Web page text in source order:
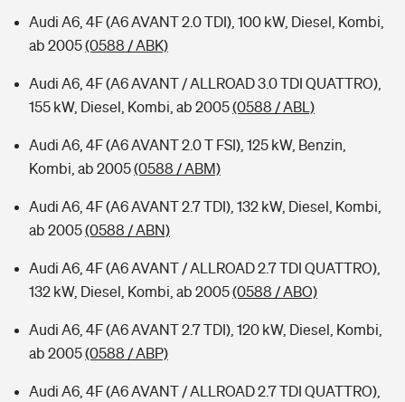
Audi A6, 4F (A6 AVANT 2.0 TDI), 100 kW, Diesel, Kombi,
ab 2005(0588 / ABK)
Audi A6, 4F (A6 AVANT / ALLROAD 3.0 TDI QUATTRO),
155 kW, Diesel, Kombi, ab 2005(0588 / ABL)
Audi A6, 4F (A6 AVANT 2.0 T FSI), 125 kW, Benzin,
Kombi, ab 2005(0588 / ABM)
Audi A6, 4F (A6 AVANT 2.7 TDI), 132 kW, Diesel, Kombi,
ab 2005(0588 / ABN)
Audi A6, 4F (A6 AVANT / ALLROAD 2.7 TDI QUATTRO),
132 kW, Diesel, Kombi, ab 2005(0588 / ABO)
Audi A6, 4F (A6 AVANT 2.7 TDI), 120 kW, Diesel, Kombi,
ab 2005(0588 / ABP)
Audi A6, 4F (A6 AVANT / ALLROAD 2.7 TDI QUATTRO),